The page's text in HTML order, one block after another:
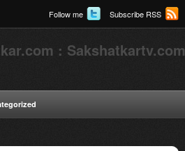
Follow me Subscribe RSS
: Sakshatkartv.com